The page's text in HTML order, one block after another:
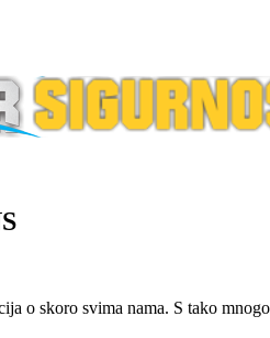
o skoro svima nama. S tako